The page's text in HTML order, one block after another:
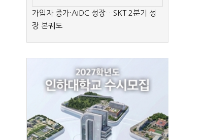
가입자 증가·AIDC 성장…SKT 2분기 성
장 본궤도